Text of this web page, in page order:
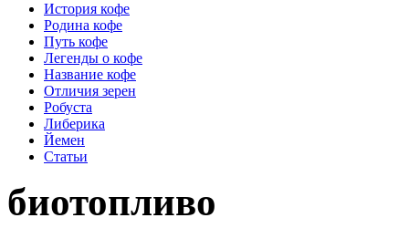
История кофе
Родина кофе
Путь кофе
Легенды о кофе
Название кофе
Отличия зерен
Робуста
Либерика
Йемен
Статьи
биотопливо